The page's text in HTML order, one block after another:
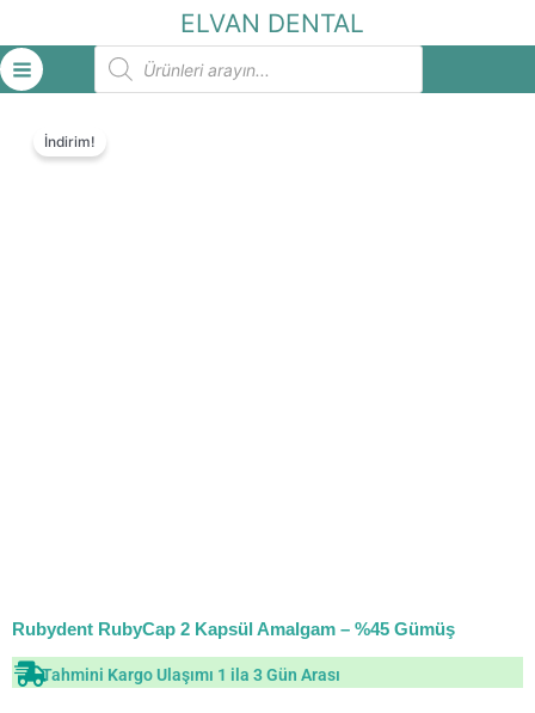
ELVAN DENTAL
Products
search
İndirim!
Rubydent RubyCap 2 Kapsül Amalgam – %45 Gümüş
Tahmini Kargo Ulaşımı 1 ila 3 Gün Arası